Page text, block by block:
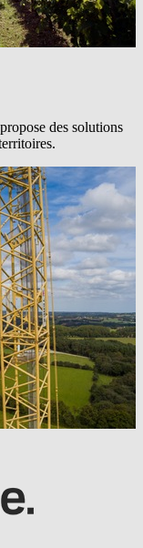
des solutions